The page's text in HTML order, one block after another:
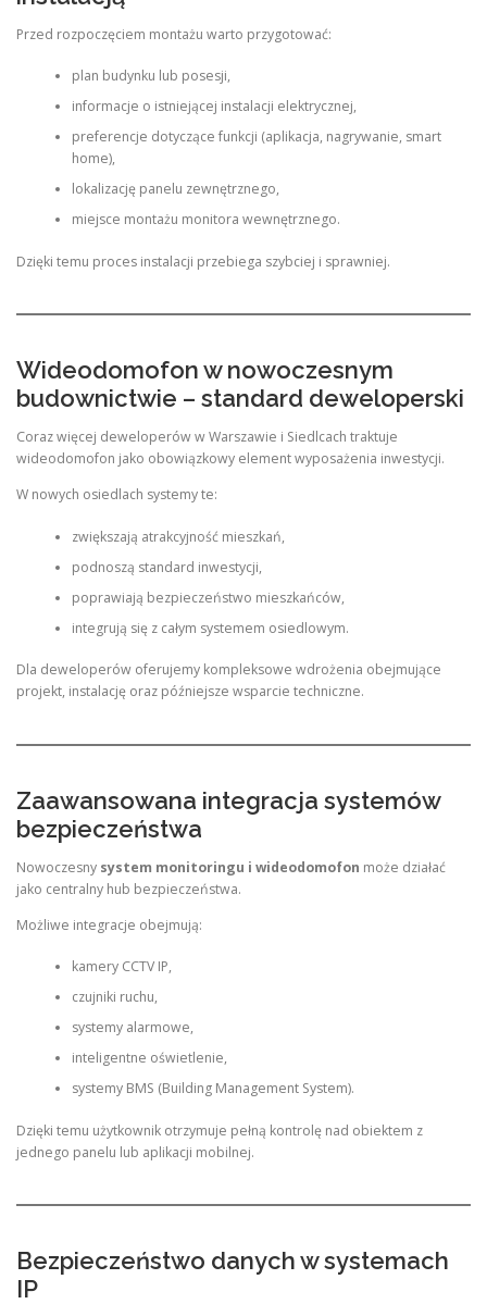
Przed rozpoczęciem montażu warto przygotować:
plan budynku lub posesji,
informacje o istniejącej instalacji elektrycznej,
preferencje dotyczące funkcji (aplikacja, nagrywanie, smart
home),
lokalizację panelu zewnętrznego,
miejsce montażu monitora wewnętrznego.
Dzięki temu proces instalacji przebiega szybciej i sprawniej.
Wideodomofon w nowoczesnym
budownictwie – standard deweloperski
Coraz więcej deweloperów w Warszawie i Siedlcach traktuje
wideodomofon jako obowiązkowy element wyposażenia inwestycji.
W nowych osiedlach systemy te:
zwiększają atrakcyjność mieszkań,
podnoszą standard inwestycji,
poprawiają bezpieczeństwo mieszkańców,
integrują się z całym systemem osiedlowym.
Dla deweloperów oferujemy kompleksowe wdrożenia obejmujące
projekt, instalację oraz późniejsze wsparcie techniczne.
Zaawansowana integracja systemów
bezpieczeństwa
Nowoczesny system monitoringu i wideodomofon może działać
jako centralny hub bezpieczeństwa.
Możliwe integracje obejmują:
kamery CCTV IP,
czujniki ruchu,
systemy alarmowe,
inteligentne oświetlenie,
systemy BMS (Building Management System).
Dzięki temu użytkownik otrzymuje pełną kontrolę nad obiektem z
jednego panelu lub aplikacji mobilnej.
Bezpieczeństwo danych w systemach
IP